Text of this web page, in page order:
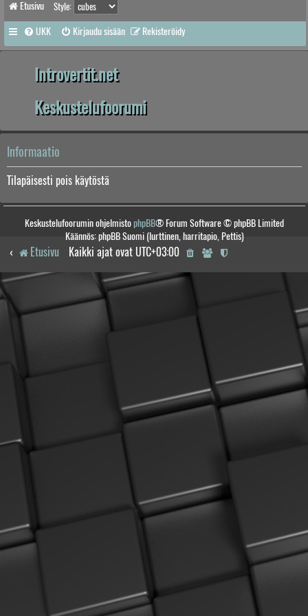
Etusivu Style:
UKK Kirjaudu sisään Rekisteröidy
Introvertit.net
Keskustelufoorumi
Informaatio
Tilapäisesti pois käytöstä
Keskustelufoorumin ohjelmistophpBB® Forum Software © phpBB Limited
Käännös: phpBB Suomi (lurttinen, harritapio, Pettis)
Etusivu Kaikki ajat ovat UTC+03:00